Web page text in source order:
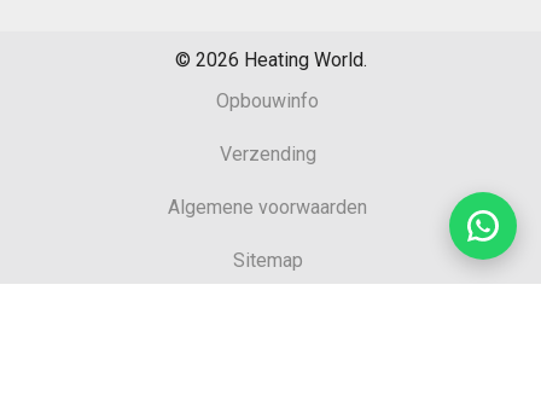
© 2026 Heating World.
Opbouwinfo
Verzending
Algemene voorwaarden
Sitemap